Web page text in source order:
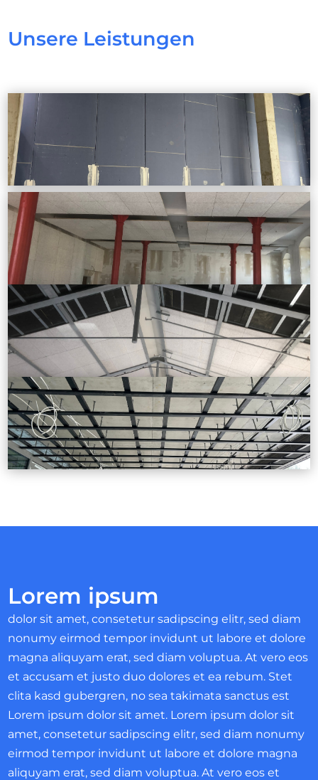
Unsere Leistungen
Lorem ipsum
dolor sit amet, consetetur sadipscing elitr, sed diam
nonumy eirmod tempor invidunt ut labore et dolore
magna aliquyam erat, sed diam voluptua. At vero eos
et accusam et justo duo dolores et ea rebum. Stet
clita kasd gubergren, no sea takimata sanctus est
Lorem ipsum dolor sit amet. Lorem ipsum dolor sit
amet, consetetur sadipscing elitr, sed diam nonumy
eirmod tempor invidunt ut labore et dolore magna
aliquyam erat, sed diam voluptua. At vero eos et